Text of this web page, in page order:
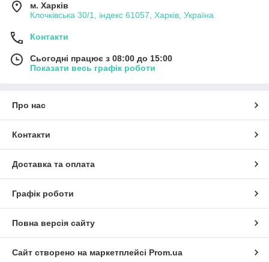
м. Харків
Клочківська 30/1, індекс 61057, Харків, Україна
Контакти
Сьогодні працює з 08:00 до 15:00
Показати весь графік роботи
Про нас
Контакти
Доставка та оплата
Графік роботи
Повна версія сайту
Сайт створено на маркетплейсі Prom.ua